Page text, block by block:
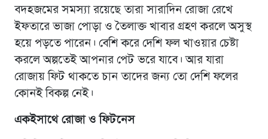
বদহজমের সমস্যা রয়েছে তারা সারাদিন রোজা রেখে
ইফতারে ভাজা পোড়া ও তৈলাক্ত খাবার গ্রহণ করলে অসুস্থ
হয়ে পড়তে পারেন। বেশি করে দেশি ফল খাওয়ার চেষ্টা
করলে অল্পতেই আপনার পেট ভরে যাবে। আর যারা
রোজায় ফিট থাকতে চান তাদের জন্য তো দেশি ফলের
কোনই বিকল্প নেই।
একইসাথে রোজা ও ফিটনেস